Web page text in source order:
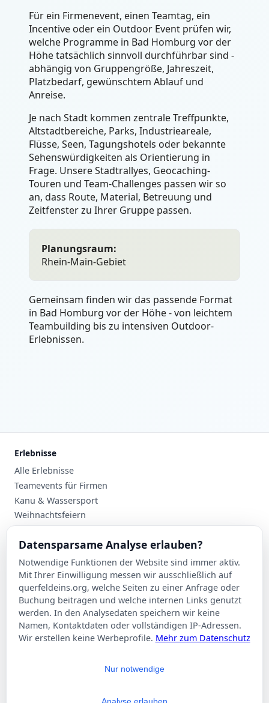
Für ein Firmenevent, einen Teamtag, ein
Incentive oder ein Outdoor Event prüfen wir,
welche Programme in Bad Homburg vor der
Höhe tatsächlich sinnvoll durchführbar sind -
abhängig von Gruppengröße, Jahreszeit,
Platzbedarf, gewünschtem Ablauf und
Anreise.
Je nach Stadt kommen zentrale Treffpunkte,
Altstadtbereiche, Parks, Industrieareale,
Flüsse, Seen, Tagungshotels oder bekannte
Sehenswürdigkeiten als Orientierung in
Frage. Unsere Stadtrallyes, Geocaching-
Touren und Team-Challenges passen wir so
an, dass Route, Material, Betreuung und
Zeitfenster zu Ihrer Gruppe passen.
Planungsraum:
Rhein-Main-Gebiet
Gemeinsam finden wir das passende Format
in Bad Homburg vor der Höhe - von leichtem
Teambuilding bis zu intensiven Outdoor-
Erlebnissen.
Erlebnisse
Alle Erlebnisse
Teamevents für Firmen
Kanu & Wassersport
Weihnachtsfeiern
Planung
Events nach Stadt
Suche
Kontakt
Über Querfeldeins
Rechtliches
Impressum
Datensparsame Analyse erlauben?
Notwendige Funktionen der Website sind immer aktiv.
Mit Ihrer Einwilligung messen wir ausschließlich auf
querfeldeins.org, welche Seiten zu einer Anfrage oder
Buchung beitragen und welche internen Links genutzt
werden. In den Analysedaten speichern wir keine
Namen, Kontaktdaten oder vollständigen IP-Adressen.
Wir erstellen keine Werbeprofile. Mehr zum Datenschutz
Nur notwendige